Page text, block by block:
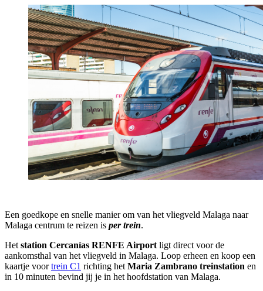
Een goedkope en snelle manier om van het vliegveld Malaga naar
Malaga centrum te reizen is per trein.
Het station Cercanías RENFE Airport ligt direct voor de
aankomsthal van het vliegveld in Malaga. Loop erheen en koop een
kaartje voortrein C1 richting het Maria Zambrano treinstation en
in 10 minuten bevind jij je in het hoofdstation van Malaga.